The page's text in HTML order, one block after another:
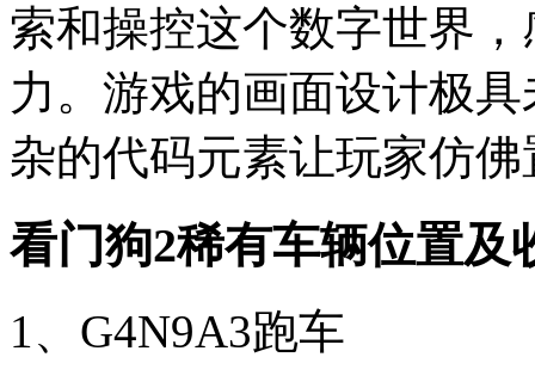
索和操控这个数字世界
力。游戏的画面设计极
杂的代码元素让玩家仿
看门狗2稀有车辆位置及
1、G4N9A3跑车